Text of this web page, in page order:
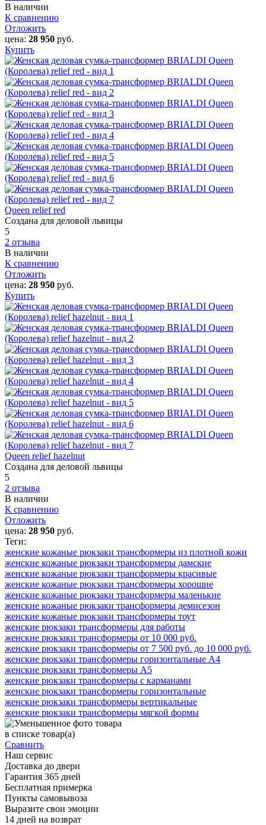
В наличии
К сравнению
Отложить
цена: 28 950 руб.
Купить
Queen relief red
Создана для деловой львицы
5
2 отзыва
В наличии
К сравнению
Отложить
цена: 28 950 руб.
Купить
Queen relief hazelnut
Создана для деловой львицы
5
2 отзыва
В наличии
К сравнению
Отложить
цена: 28 950 руб.
Теги:
женские кожаные рюкзаки трансформеры из плотной кожи
женские кожаные рюкзаки трансформеры дамские
женские кожаные рюкзаки трансформеры красивые
женские кожаные рюкзаки трансформеры хорошие
женские кожаные рюкзаки трансформеры маленькие
женские кожаные рюкзаки трансформеры демисезон
женские кожаные рюкзаки трансформеры тоут
женские рюкзаки трансформеры для работы
женские рюкзаки трансформеры от 10 000 руб.
женские рюкзаки трансформеры от 7 500 руб. до 10 000 руб.
женские рюкзаки трансформеры горизонтальные А4
женские рюкзаки трансформеры А5
женские рюкзаки трансформеры с карманами
женские рюкзаки трансформеры горизонтальные
женские рюкзаки трансформеры вертикальные
женские рюкзаки трансформеры мягкой формы
в списке товар(а)
Сравнить
Наш сервис
Доставка до двери
Гарантия 365 дней
Бесплатная примерка
Пункты самовывоза
Выразите свои эмоции
14 дней на возврат